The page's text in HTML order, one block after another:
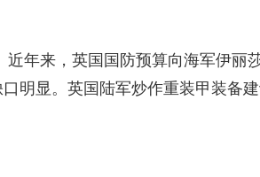
年来，英国国防预算向海军伊丽
明显。英国陆军炒作重装甲装备